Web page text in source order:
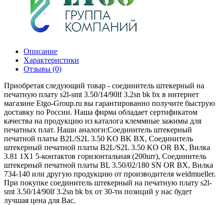
Описание
Характеристики
Отзывы (0)
Приобретая следующий товар - соединитель штекерный на
печатную плату s2l-smt 3.50/14/90lf 3.2sn bk bx в интернет
магазине Etgo-Group.ru вы гарантированно получите быструю
доставку по России. Наша фирма обладает сертификатом
качества на продукцию из каталога клеммные зажимы для
печатных плат. Наши аналоги:Соединитель штекерный
печатной платы B2L/S2L 3.50 KO BK BX, Соединитель
штекерный печатной платы B2L/S2L 3.50 KO OR BX, Вилка
3.81 1X1 5-контактов горизонтальная (200шт), Соединитель
штекерный печатной платы BL 3.50/02/180 SN OR BX, Вилка
734-140 или другую продукцию от производителя weidmueller.
При покупке соединитель штекерный на печатную плату s2l-
smt 3.50/14/90lf 3.2sn bk bx от 30-ти позиций у нас будет
лучшая цена для Вас.